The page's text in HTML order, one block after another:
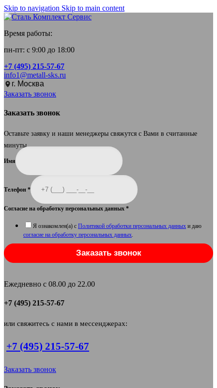
Skip to navigation Skip to main content
Время работы:
пн-пт: с 9:00 до 18:00
+7 (495) 215-57-67
info1@metall-sks.ru
г. Москва
Заказать звонок
Заказать звонок
Оставьте заявку и наши менеджеры свяжутся с Вами в считанные
минуты.
Имя
Телефон *
Согласие на обработку персональных данных *
Я ознакомлен(а) с Политикой обработки персональных данных и даю
согласие на обработку персональных данных
Заказать звонок
Ежедневно с 08.00 до 22.00
+7 (495) 215-57-67
или свяжитесь с нами в мессенджерах:
+7 (495) 215-57-67
Заказать звонок